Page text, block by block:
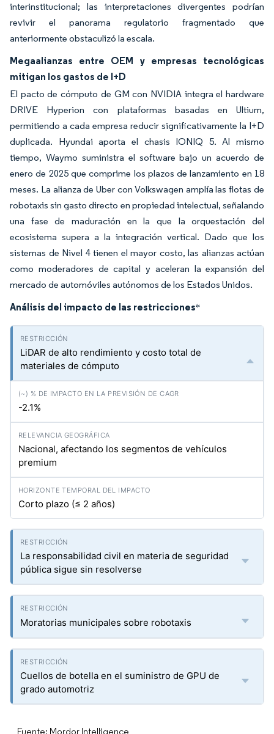
interinstitucional; las interpretaciones divergentes podrían
revivir el panorama regulatorio fragmentado que
anteriormente obstaculizó la escala.
Megaalianzas entre OEM y empresas tecnológicas
mitigan los gastos de I+D
El pacto de cómputo de GM con NVIDIA integra el hardware
DRIVE Hyperion con plataformas basadas en Ultium,
permitiendo a cada empresa reducir significativamente la I+D
duplicada. Hyundai aporta el chasis IONIQ 5. Al mismo
tiempo, Waymo suministra el software bajo un acuerdo de
enero de 2025 que comprime los plazos de lanzamiento en 18
meses. La alianza de Uber con Volkswagen amplía las flotas de
robotaxis sin gasto directo en propiedad intelectual, señalando
una fase de maduración en la que la orquestación del
ecosistema supera a la integración vertical. Dado que los
sistemas de Nivel 4 tienen el mayor costo, las alianzas actúan
como moderadores de capital y aceleran la expansión del
mercado de automóviles autónomos de los Estados Unidos.
Análisis del impacto de las restricciones*
LiDAR de alto rendimiento y costo total de
materiales de cómputo
-2.1%
Nacional, afectando los segmentos de vehículos
premium
Corto plazo (≤ 2 años)
La responsabilidad civil en materia de seguridad
pública sigue sin resolverse
Moratorias municipales sobre robotaxis
Cuellos de botella en el suministro de GPU de
grado automotriz
Fuente: Mordor Intelligence